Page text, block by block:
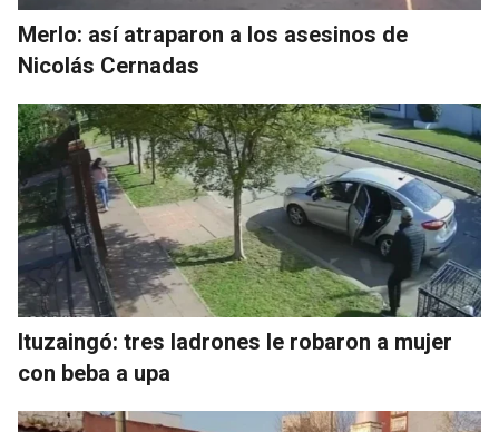
Merlo: así atraparon a los asesinos de
Nicolás Cernadas
Ituzaingó: tres ladrones le robaron a mujer
con beba a upa